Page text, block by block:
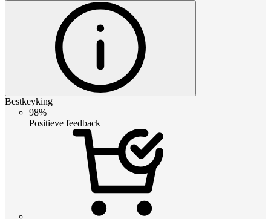
Bestkeyking
98%
Positieve feedback